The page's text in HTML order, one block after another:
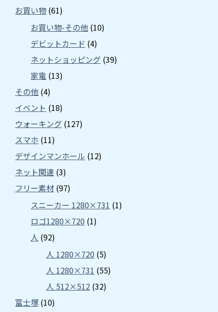
お買い物 (61)
お買い物-その他 (10)
デビットカード (4)
ネットショッピング (39)
家電 (13)
その他 (4)
イベント (18)
ウォーキング (127)
スマホ (11)
デザインマンホール (12)
ネット関連 (3)
フリー素材 (97)
スニーカー 1280×731 (1)
ロゴ1280×720 (1)
人 (92)
人 1280×720 (5)
人 1280×731 (55)
人 512×512 (32)
富士塚 (10)